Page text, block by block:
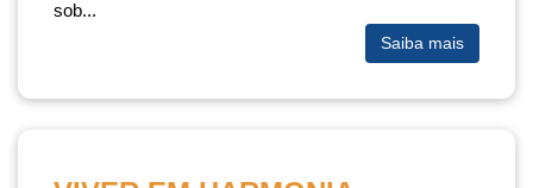
sob...
Saiba mais